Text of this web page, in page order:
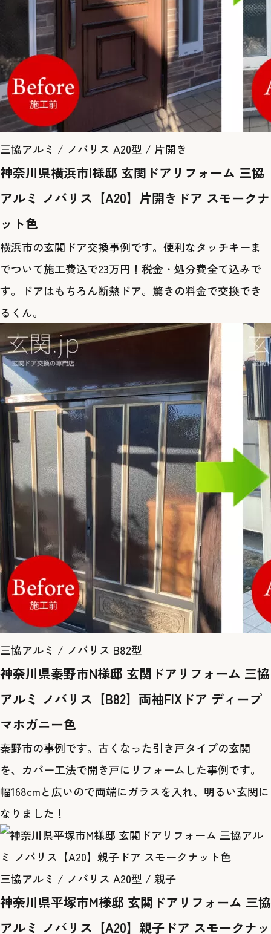
三協アルミ / ノバリス A20型 / 片開き
神奈川県横浜市I様邸 玄関ドアリフォーム 三協
アルミ ノバリス【A20】片開きドア スモークナ
ット色
横浜市の玄関ドア交換事例です。便利なタッチキーま
でついて施工費込で23万円！税金・処分費全て込みで
す。ドアはもちろん断熱ドア。驚きの料金で交換でき
るくん。
三協アルミ / ノバリス B82型
神奈川県秦野市N様邸 玄関ドアリフォーム 三協
アルミ ノバリス【B82】両袖FIXドア ディープ
マホガニー色
秦野市の事例です。古くなった引き戸タイプの玄関
を、カバー工法で開き戸にリフォームした事例です。
幅168cmと広いので両端にガラスを入れ、明るい玄関に
なりました！
三協アルミ / ノバリス A20型 / 親子
神奈川県平塚市M様邸 玄関ドアリフォーム 三協
アルミ ノバリス【A20】親子ドア スモークナッ